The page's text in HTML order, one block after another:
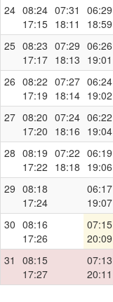
24 08:24
17:15
07:31
18:11
06:29
18:59
25 08:23
17:17
07:29
18:13
06:26
19:01
26 08:22
17:19
07:27
18:14
06:24
19:02
27 08:20
17:20
07:24
18:16
06:22
19:04
28 08:19
17:22
07:22
18:18
06:19
19:06
29 08:18
17:24
06:17
19:07
30 08:16
17:26
07:15
20:09
31
08:15
17:27
07:13
20:11